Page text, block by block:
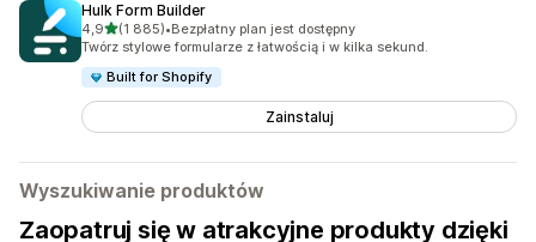
Hulk Form Builder
4,9na 5 gwiazdek
(1 885)
Łączna liczba recenzji: 1885
•Bezpłatny plan jest dostępny
Twórz stylowe formularze z łatwością i w kilka sekund.
Built for Shopify
Zainstaluj
Wyszukiwanie produktów
Zaopatruj się w atrakcyjne produkty dzięki